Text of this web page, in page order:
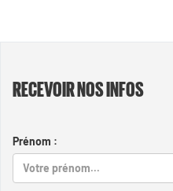
RECEVOIR NOS INFOS
Prénom :